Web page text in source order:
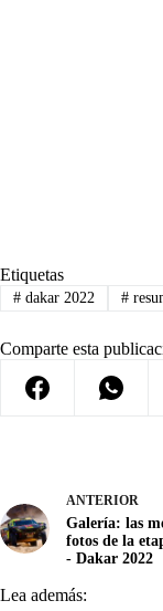
Etiquetas
#dakar 2022 #
Comparte esta
ANTERIOR
Galería: las
fotos de la
- Dakar 2022
Lea además: